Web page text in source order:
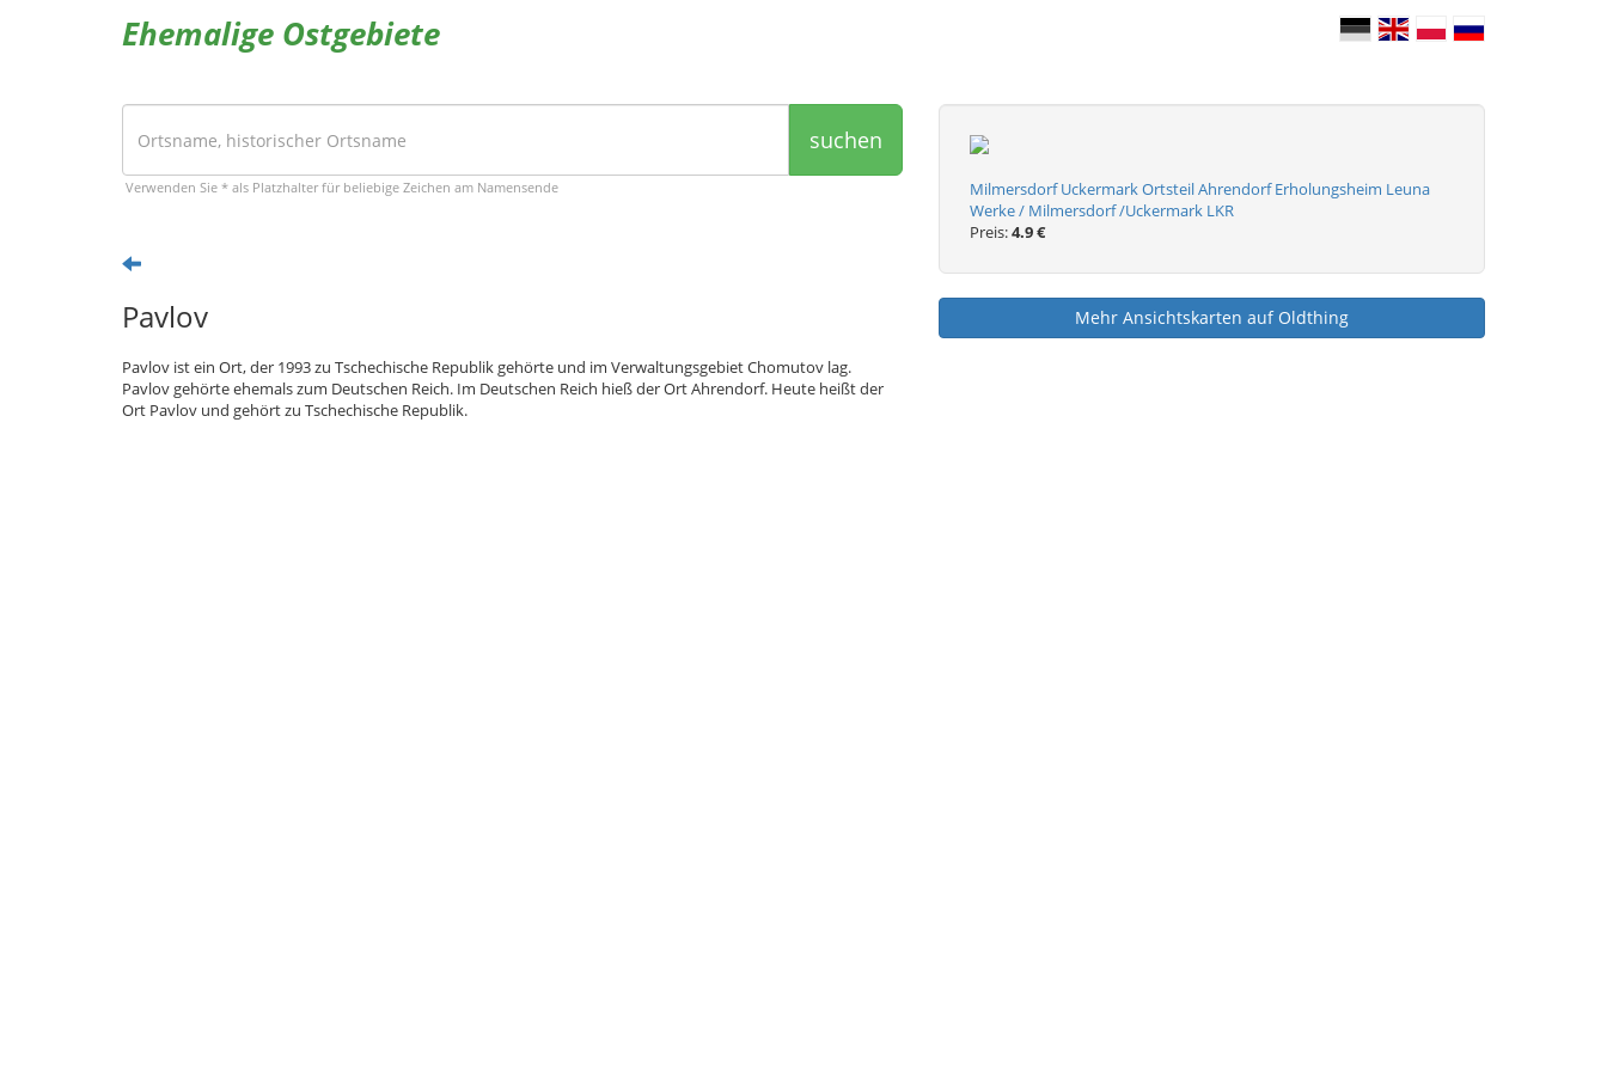
Ehemalige Ostgebiete
suchen
Verwenden Sie * als Platzhalter für beliebige Zeichen am Namensende
Pavlov
Pavlov ist ein Ort, der 1993 zu Tschechische Republik gehörte und im Verwaltungsgebiet Chomutov lag.
Pavlov gehörte ehemals zum Deutschen Reich. Im Deutschen Reich hieß der Ort Ahrendorf. Heute heißt der
Ort Pavlov und gehört zu Tschechische Republik.
Milmersdorf Uckermark Ortsteil Ahrendorf Erholungsheim Leuna
Werke / Milmersdorf /Uckermark LKR
Preis:4.9 €
Mehr Ansichtskarten auf Oldthing